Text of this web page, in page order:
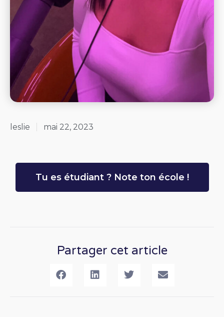
leslie mai 22, 2023
Tu es étudiant ? Note ton école !
Partager cet article